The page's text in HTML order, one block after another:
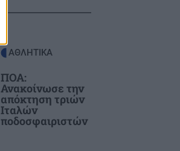
ΑΘΛΗΤΙΚΑ
ΠΟΑ:
Ανακοίνωσε την
απόκτηση τριών
Ιταλών
ποδοσφαιριστών